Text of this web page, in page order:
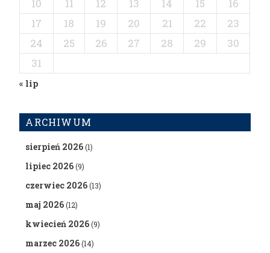
10
11 12 13 14 15
16
17
18 19 20 21 22
23
24
25 26 27 28 29
30
31
« lip
ARCHIWUM
sierpień 2026(1)
lipiec 2026(9)
czerwiec 2026(13)
maj 2026(12)
kwiecień 2026(9)
marzec 2026(14)